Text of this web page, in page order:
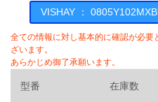
VISHAY ：
全ての情報に対し基本的に確認が必
ざいます。
あらかじめ御了承願います。
型番 在庫数